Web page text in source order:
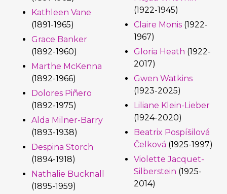
Kathleen Vane
(1891-1965)
Grace Banker
(1892-1960)
Marthe McKenna
(1892-1966)
Dolores Piñero
(1892-1975)
Alda Milner-Barry
(1893-1938)
Despina Storch
(1894-1918)
Nathalie Bucknall
(1895-1959)
(1922-1945)
Claire Monis (1922-
1967)
Gloria Heath (1922-
2017)
Gwen Watkins
(1923-2025)
Liliane Klein-Lieber
(1924-2020)
Beatrix Pospíšilová
Čelková (1925-1997)
Violette Jacquet-
Silberstein (1925-
2014)